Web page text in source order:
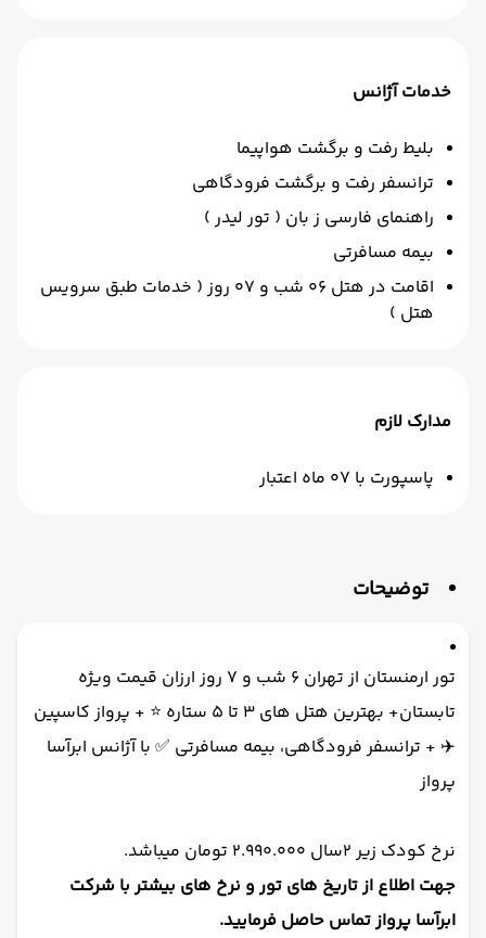
خدمات آژانس
بلیط رفت و برگشت هواپیما
ترانسفر رفت و برگشت فرودگاهی
راهنمای فارسی ز بان ( تور لیدر )
بیمه مسافرتی
اقامت در هتل 06 شب و 07 روز ( خدمات طبق سرویس
هتل )
مدارک لازم
پاسپورت با 07 ماه اعتبار
توضیحات
تور ارمنستان از تهران 6 شب و 7 روز ارزان قیمت ویژه
تابستان+ بهترین هتل های 3 تا 5 ستاره ⭐️ + پرواز کاسپین
✈️ + ترانسفر فرودگاهی، بیمه مسافرتی ✅ با آژانس ابرآسا
پرواز
نرخ کودک زیر 2سال 2.990.000 تومان میباشد.
جهت اطلاع از تاریخ های تور و نرخ های بیشتر با شرکت
ابرآسا پرواز تماس حاصل فرمایید.